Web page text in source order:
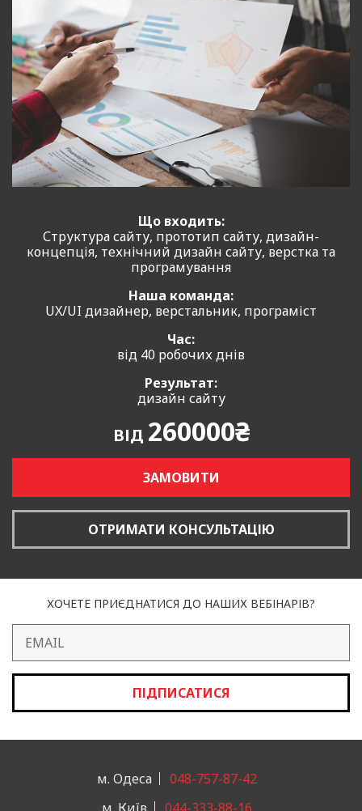
Що входить:
Структура сайту, прототип сайту, дизайн-
концепція, технічний дизайн сайту, верстка та
програмування
Наша команда:
UX/UI дизайнер, верстальник, програміст
Час:
від 40 робочих днів
Результат:
дизайн сайту
ВІД 260000₴
ЗАМОВИТИ
ОТРИМАТИ КОНСУЛЬТАЦІЮ
ХОЧЕТЕ ПРИЄДНАТИСЯ ДО НАШИХ ВЕБІНАРІВ?
ПІДПИСАТИСЯ
м. Одеса
048-757-87-42